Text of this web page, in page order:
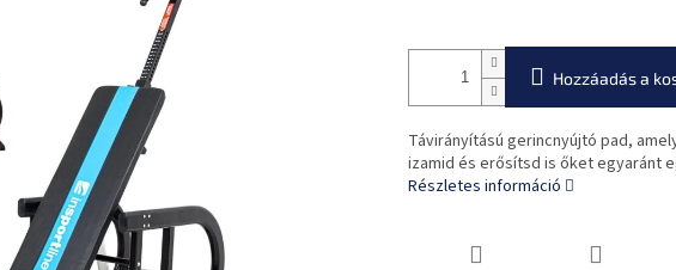
Hozzáadás a
Távirányítású gerincnyújtó pad,
izamid és erősítsd is őket egyaránt
Részletes információ